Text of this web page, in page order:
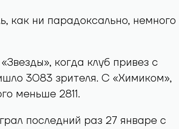
как ни парадоксально, немного
когда клуб привез с
3083 зрителя. С «Химиком»,
меньше 2811.
последний раз 27 январе с